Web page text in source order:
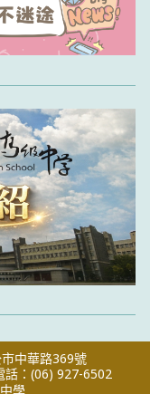
中華路369號
話：(06) 927-6502
學